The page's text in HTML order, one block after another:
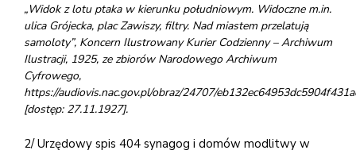
„Widok z lotu ptaka w kierunku południowym. Widoczne m.in.
ulica Grójecka, plac Zawiszy, filtry. Nad miastem przelatują
samoloty”, Koncern Ilustrowany Kurier Codzienny – Archiwum
Ilustracji, 1925, ze zbiorów Narodowego Archiwum
Cyfrowego,
https://audiovis.nac.gov.pl/obraz/24707/
[dostęp: 27.11.1927].
2/ Urzędowy spis 404 synagog i domów modlitwy w